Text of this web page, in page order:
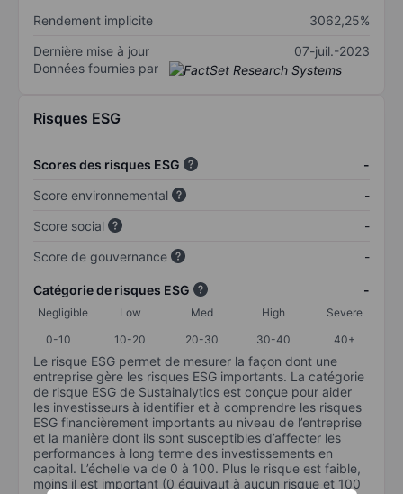
Rendement implicite
3062,25%
Dernière mise à jour
07-juil.-2023
Données fournies par
Risques ESG
Scores des risques ESG
-
Score environnemental
-
Score social
-
Score de gouvernance
-
Catégorie de risques ESG -
Negligible Low Med High
Severe
0-10
10-20 20-30 30-40 40+
Le risque ESG permet de mesurer la façon dont une
entreprise gère les risques ESG importants. La catégorie
de risque ESG de Sustainalytics est conçue pour aider
les investisseurs à identifier et à comprendre les risques
ESG financièrement importants au niveau de l’entreprise
et la manière dont ils sont susceptibles d’affecter les
performances à long terme des investissements en
capital. L’échelle va de 0 à 100. Plus le risque est faible,
moins il est important (0 équivaut à aucun risque et 100